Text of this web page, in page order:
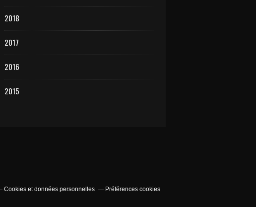
2018
2017
2016
2015
Cookies et données personnelles Préférences cookies